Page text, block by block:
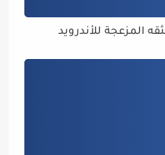
المزعجة للأندرويد